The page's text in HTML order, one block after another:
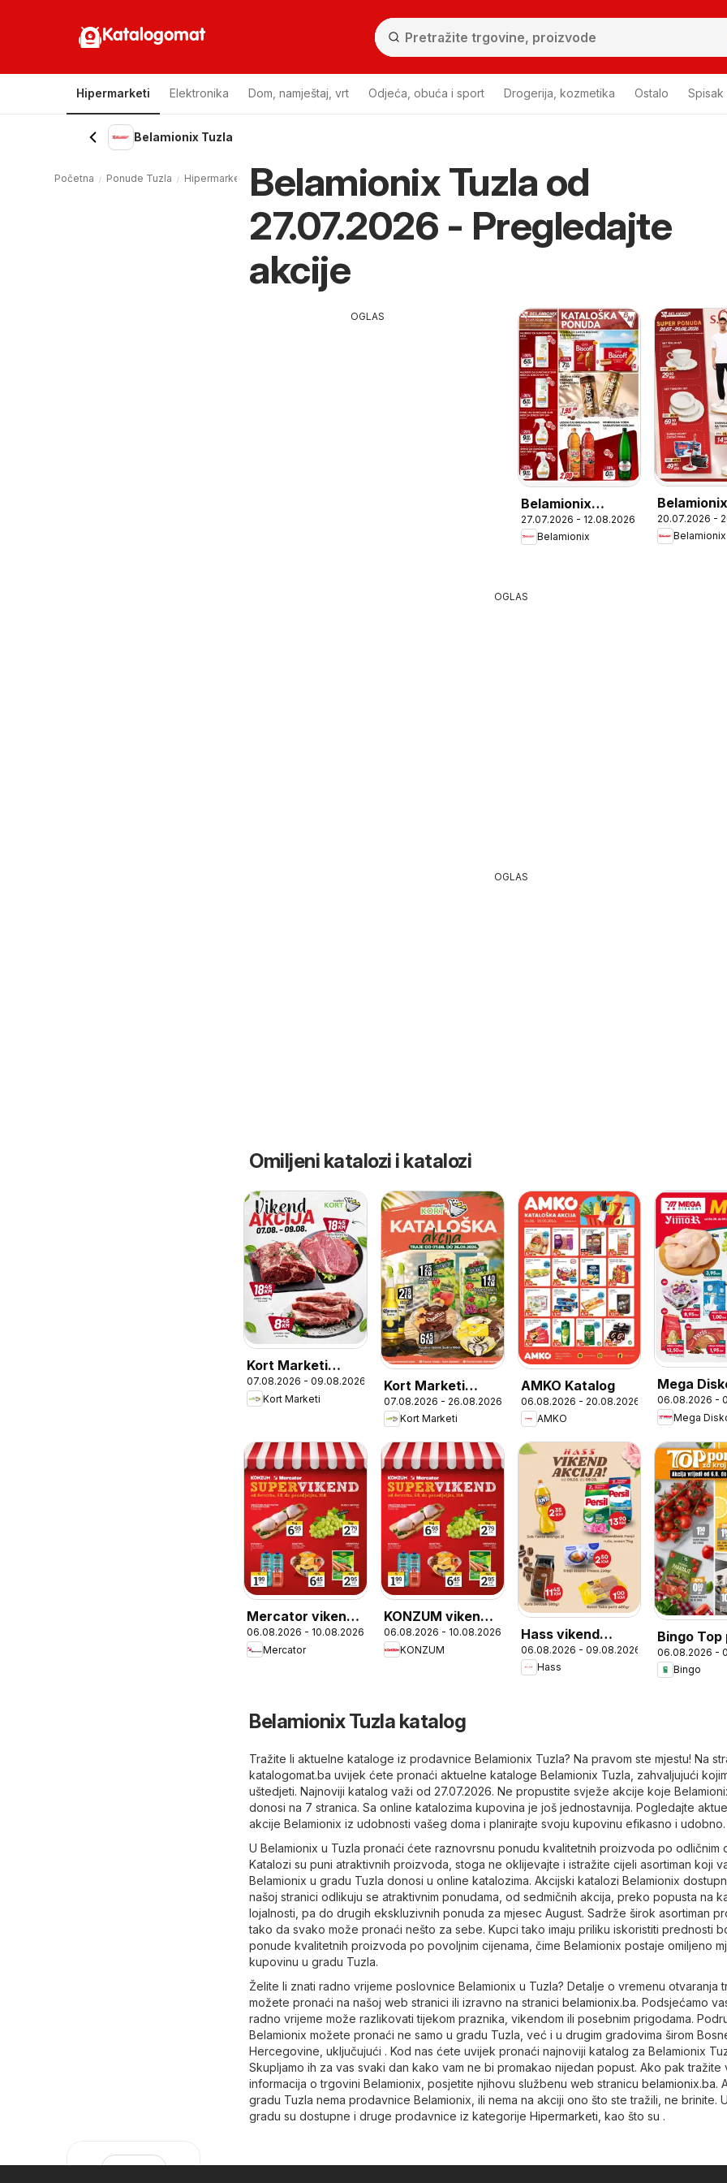
Katalogomat
Hipermarketi Elektronika Dom, namještaj, vrt Odjeća, obuća i sport Drogerija, kozmetika Ostalo
Belamionix Tuzla
Belamionix Tuzla od
27.07.2026 - Pregledajte
akcije
OGLAS
Belamionix
katalog
27.07.2026 - 12.08.2026
Belamionix
ponuda
20.07.2026 -
Belamionix
OGLAS
OGLAS
Omiljeni katalozi i katalozi
Kort Marketi
vikend akcija
07.08.2026 - 09.08.2026
Kort Marketi
Kort Marketi
Katalog
07.08.2026 - 26.08.2026
Kort Marketi
AMKO Katalog
06.08.2026 - 20.08.2026
AMKO
Mega
vikend
06.08.2026 -
Mega
Mercator vikend
akcija
06.08.2026 - 10.08.2026
Mercator
KONZUM vikend
akcija
06.08.2026 - 10.08.2026
KONZUM
Hass vikend
akcija
06.08.2026 - 09.08.2026
Hass
Bingo Top
za kraj
06.08.2026 -
Bingo
Belamionix Tuzla katalog
Tražite li aktuelne kataloge iz prodavnice Belamionix Tuzla? Na pravom ste mjestu! Na
katalogomat.ba uvijek ćete pronaći aktuelne kataloge Belamionix Tuzla, zahvaljujući
uštedjeti. Najnoviji katalog važi od 27.07.2026. Ne propustite svježe akcije koje
donosi na 7 stranica. Sa online katalozima kupovina je još jednostavnija. Pogledajte
akcije Belamionix iz udobnosti vašeg doma i planirajte svoju kupovinu efikasno i udobno.
U Belamionix u Tuzla pronaći ćete raznovrsnu ponudu kvalitetnih proizvoda po odličnim
Katalozi su puni atraktivnih proizvoda, stoga ne oklijevajte i istražite cijeli asortiman koji
Belamionix u gradu Tuzla donosi u online katalozima. Akcijski katalozi Belamionix
našoj stranici odlikuju se atraktivnim ponudama, od sedmičnih akcija, preko popusta na
lojalnosti, pa do drugih ekskluzivnih ponuda za mjesec August. Sadrže širok asortiman
tako da svako može pronaći nešto za sebe. Kupci tako imaju priliku iskoristiti prednosti
ponude kvalitetnih proizvoda po povoljnim cijenama, čime Belamionix postaje omiljeno
kupovinu u gradu Tuzla.
Želite li znati radno vrijeme poslovnice Belamionix u Tuzla? Detalje o vremenu otvaranja
možete pronaći na našoj web stranici ili izravno na stranici belamionix.ba. Podsjećamo
radno vrijeme može razlikovati tijekom praznika, vikendom ili posebnim prigodama.
Belamionix možete pronaći ne samo u gradu Tuzla, već i u drugim gradovima širom
Hercegovine, uključujući . Kod nas ćete uvijek pronaći najnoviji katalog za Belamionix
Skupljamo ih za vas svaki dan kako vam ne bi promakao nijedan popust. Ako pak tražite
informacija o trgovini Belamionix, posjetite njihovu službenu web stranicu belamionix.ba.
gradu Tuzla nema prodavnice Belamionix, ili nema na akciji ono što ste tražili, ne brinite.
gradu su dostupne i druge prodavnice iz kategorije Hipermarketi , kao što su .
Početna Ponude Tuzla Hipermarketi Tuzla Belamionix Tuzla